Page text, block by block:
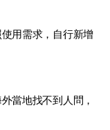
用需求，自行新增
當地找不到人問，